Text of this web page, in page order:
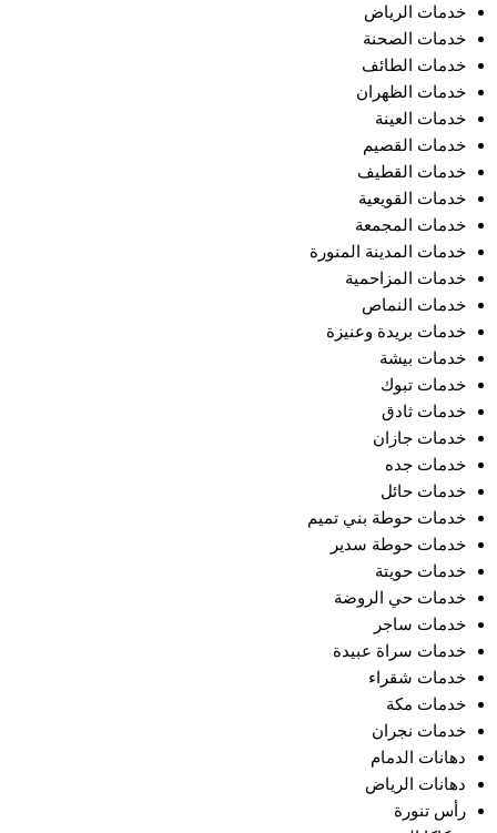
خدمات الرياض
خدمات الصحنة
خدمات الطائف
خدمات الظهران
خدمات العينة
خدمات القصيم
خدمات القطيف
خدمات القويعية
خدمات المجمعة
خدمات المدينة المنورة
خدمات المزاحمية
خدمات النماص
خدمات بريدة وعنيزة
خدمات بيشة
خدمات تبوك
خدمات ثادق
خدمات جازان
خدمات جده
خدمات حائل
خدمات حوطة بني تميم
خدمات حوطة سدير
خدمات حويتة
خدمات حي الروضة
خدمات ساجر
خدمات سراة عبيدة
خدمات شقراء
خدمات مكة
خدمات نجران
دهانات الدمام
دهانات الرياض
رأس تنورة